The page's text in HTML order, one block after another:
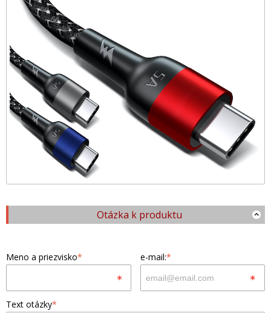
Otázka k produktu
Meno a priezvisko* e-mail:*
Text otázky*